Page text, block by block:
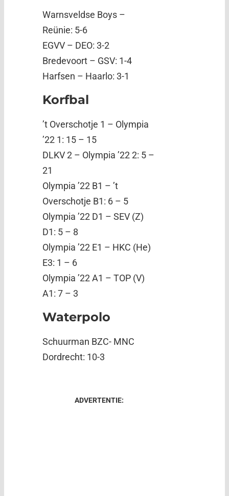
Warnsveldse Boys –
Reünie: 5-6
EGVV – DEO: 3-2
Bredevoort – GSV: 1-4
Harfsen – Haarlo: 3-1
Korfbal
’t Overschotje 1 – Olympia
’22 1: 15 – 15
DLKV 2 – Olympia ’22 2: 5 –
21
Olympia ’22 B1 – ’t
Overschotje B1: 6 – 5
Olympia ’22 D1 – SEV (Z)
D1: 5 – 8
Olympia ’22 E1 – HKC (He)
E3: 1 – 6
Olympia ’22 A1 – TOP (V)
A1: 7 – 3
Waterpolo
Schuurman BZC- MNC
Dordrecht: 10-3
ADVERTENTIE: